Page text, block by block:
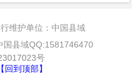
维护单位：中国县域
县域QQ:1581746470
号
【回到顶部】